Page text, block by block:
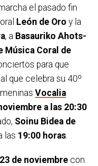
el pasado fin
León de Oro y la
, a Basauriko Ahots-
Música Coral de
para que
que celebra su 40º
Vocalia
a las 20:30
Soinu Bidea de
las 19:00 horas.
23 de noviembrecon